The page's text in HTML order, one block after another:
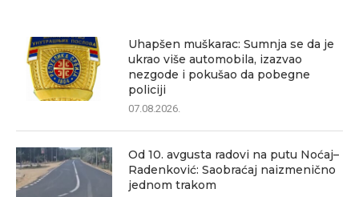
Uhapšen muškarac: Sumnja se da je
ukrao više automobila, izazvao
nezgode i pokušao da pobegne
policiji
07.08.2026.
Od 10. avgusta radovi na putu Noćaj–
Radenković: Saobraćaj naizmenično
jednom trakom